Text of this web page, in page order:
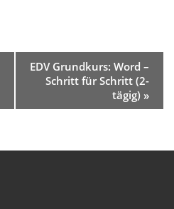
EDV Grundkurs: Word –
Schritt für Schritt (2-
tägig) »